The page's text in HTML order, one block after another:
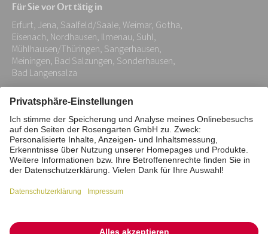
Adresse:
*
Für Sie vor Ort tätig in
Erfurt, Jena, Saalfeld/Saale, Weimar, Gotha,
Eisenach, Nordhausen, Ilmenau, Suhl,
Mühlhausen/Thüringen, Sangerhausen,
Meiningen, Bad Salzungen, Sonderhausen,
Bad Langensalza
Impressum Datenschutz
Stiftung
Interne Meldestelle
Zahlungsmittel
Barrierefreiheitserklärung
Vertrag widerrufen